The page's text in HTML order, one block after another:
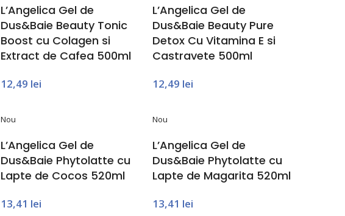
L’Angelica Gel de
Dus&Baie Beauty Tonic
Boost cu Colagen si
Extract de Cafea 500ml
12,49 lei
L’Angelica Gel de
Dus&Baie Beauty Pure
Detox Cu Vitamina E si
Castravete 500ml
12,49 lei
Nou
L’Angelica Gel de
Dus&Baie Phytolatte cu
Lapte de Cocos 520ml
13,41 lei
Nou
L’Angelica Gel de
Dus&Baie Phytolatte cu
Lapte de Magarita 520ml
13,41 lei